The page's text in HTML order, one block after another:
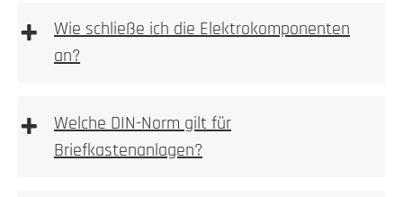
+
Wie schließe ich die Elektrokomponenten
an?
Wir empfehlen die Elektroinstallation aber immer
+
Welche DIN-Norm gilt für
Briefkastenanlagen?